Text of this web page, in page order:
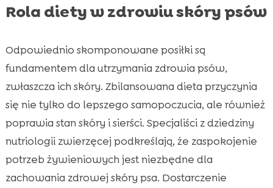
Rola diety w zdrowiu skóry psów
Odpowiednio skomponowane posiłki są
fundamentem dla utrzymania zdrowia psów,
zwłaszcza ich skóry. Zbilansowana dieta przyczynia
się nie tylko do lepszego samopoczucia, ale również
poprawia stan skóry i sierści. Specjaliści z dziedziny
nutriologii zwierzęcej podkreślają, że zaspokojenie
potrzeb żywieniowych jest niezbędne dla
zachowania zdrowej skóry psa. Dostarczenie